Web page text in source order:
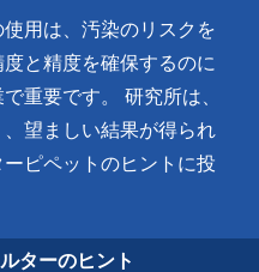
用は、汚染のリスクを
と精度を確保するのに
重要です。 研究所は、
望ましい結果が得られ
ピペットのヒントに投
ターのヒント